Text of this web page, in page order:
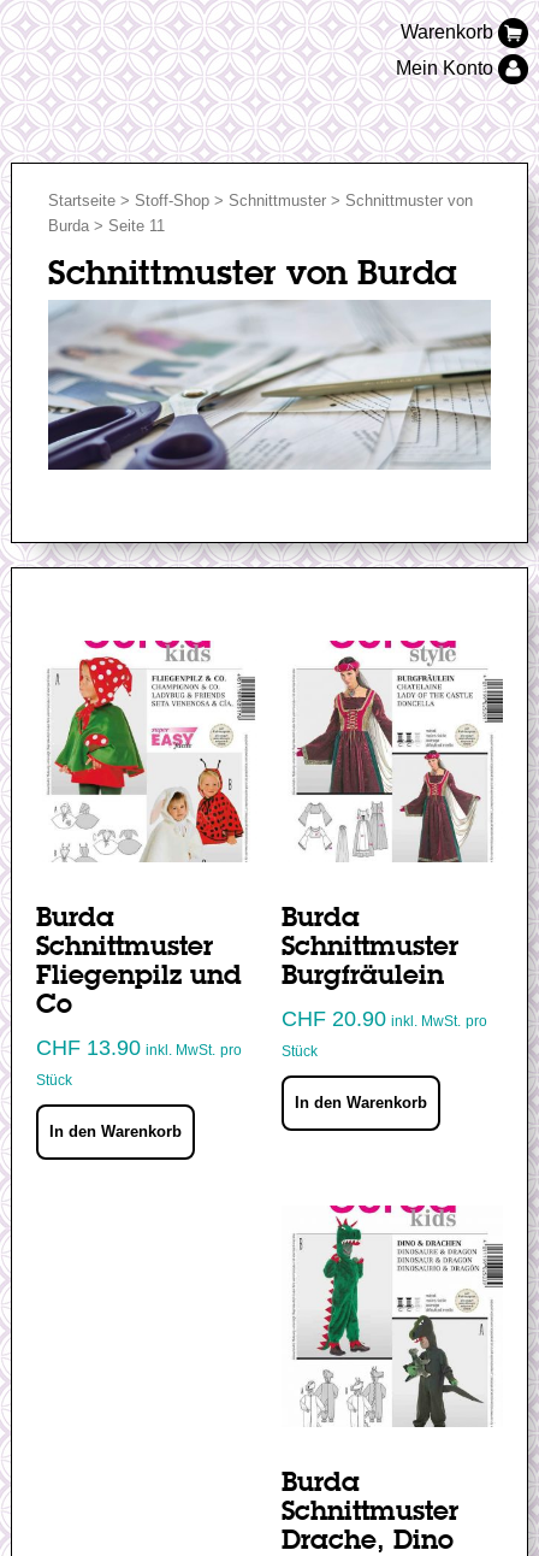
Warenkorb
Mein Konto
Startseite> Stoff-Shop> Schnittmuster> Schnittmuster von
Burda> Seite 11
Schnittmuster von Burda
Burda
Schnittmuster
Fliegenpilz und
Co
CHF13.90 inkl. MwSt. pro
Stück
In den Warenkorb
Burda
Schnittmuster
Burgfräulein
CHF20.90 inkl. MwSt. pro
Stück
In den Warenkorb
Burda
Schnittmuster
Drache, Dino